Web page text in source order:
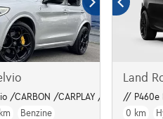
/CARBON /CARPLAY /PANO / ACC
Benzine
Land
// P460e
0 km